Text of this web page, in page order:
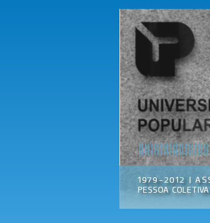
Universidade
Popular do
Porto
Associação
Cultural